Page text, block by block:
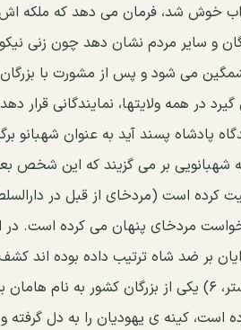
خوش شد، فرمان می دهد که ملکه اش
و سایر مردم نشان دهد چون زنی
در همه ولایتها، نمایندگانی قرار
پادشاه پسند آید به عنوان شهبانو
شهبانویی بر می گزیند که این شخص
کرده است (مردخای از قبل در
مردخای پنهان می کرده است. در
(استر، ۶) یکی از بزرگان کشور به
است، کینه ی یهودیان را به دل گرفته